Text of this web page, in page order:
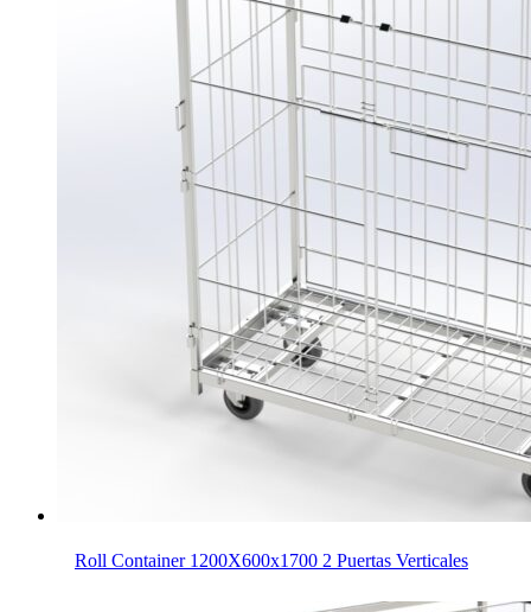
Roll Container 1200X600x1700 2 Puertas Verticales